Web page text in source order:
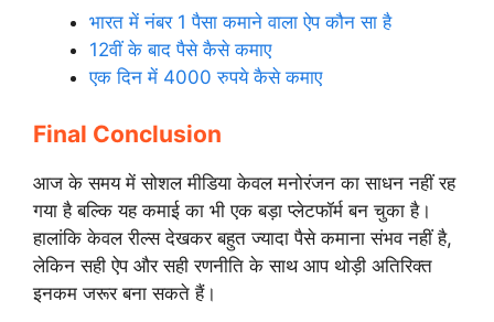
भारत में नंबर 1 पैसा कमाने वाला ऐप कौन सा है
12वीं के बाद पैसे कैसे कमाए
एक दिन में 4000 रुपये कैसे कमाए
Final Conclusion
आज के समय में सोशल मीडिया केवल मनोरंजन का साधन नहीं रह
गया है बल्कि यह कमाई का भी एक बड़ा प्लेटफॉर्म बन चुका है।
हालांकि केवल रील्स देखकर बहुत ज्यादा पैसे कमाना संभव नहीं है,
लेकिन सही ऐप और सही रणनीति के साथ आप थोड़ी अतिरिक्त
इनकम जरूर बना सकते हैं।